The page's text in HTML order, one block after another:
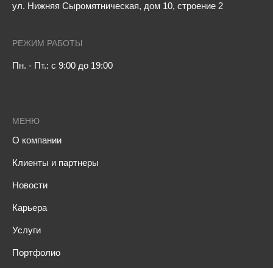
МЕНЮ
О компании
Клиенты и партнеры
Новости
Карьера
Услуги
Портфолио
ул. Нижняя Сыромятническая, дом 10, строение 2
РЕЖИМ РАБОТЫ
Пн. - Пт.: с 9:00 до 19:00